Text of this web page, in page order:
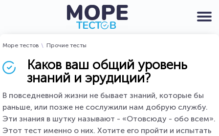
Море тестов Прочие тесты
Каков ваш общий уровень
знаний и эрудиции?
В повседневной жизни не бывает знаний, которые бы
раньше, или позже не сослужили нам добрую службу.
Эти знания в шутку называют - «Отовсюду - обо всем».
Этот тест именно о них. Хотите его пройти и испытать